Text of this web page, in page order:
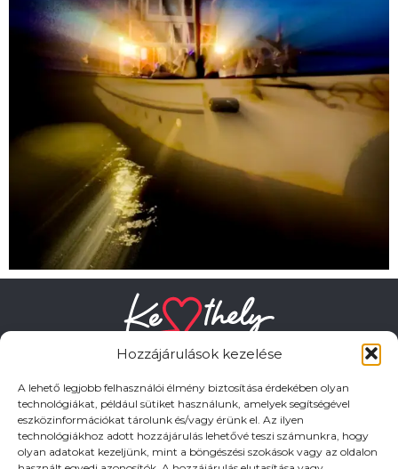
Hozzájárulások kezelése
A lehető legjobb felhasználói élmény biztosítása érdekében olyan
technológiákat, például sütiket használunk, amelyek segítségével
eszközinformációkat tárolunk és/vagy érünk el. Az ilyen
technológiákhoz adott hozzájárulás lehetővé teszi számunkra, hogy
olyan adatokat kezeljünk, mint a böngészési szokások vagy az oldalon
HASZNOS LINKEK